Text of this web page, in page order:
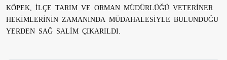
KÖPEK, İLÇE TARIM VE ORMAN MÜDÜRLÜĞÜ VETERİNER
HEKİMLERİNİN ZAMANINDA MÜDAHALESİYLE BULUNDUĞU
YERDEN SAĞ SALİM ÇIKARILDI.